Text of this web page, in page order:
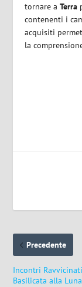
tornare aTerra
contenenti i
acquisiti
la
Precedente
Incontri
Basilicata alla Luna